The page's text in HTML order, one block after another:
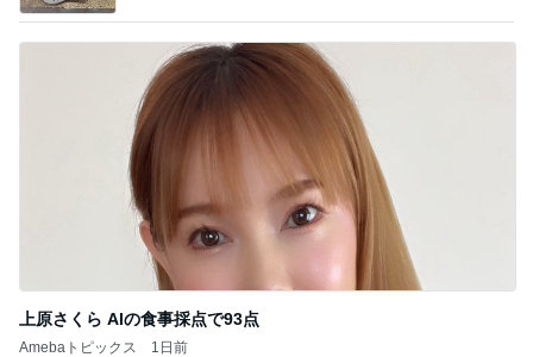
上原さくら AIの食事採点で93点
Amebaトピックス 1日前